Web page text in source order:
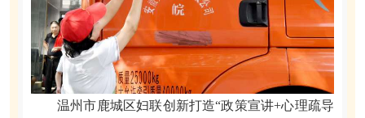
温州市鹿城区妇联创新打造“政策宣讲+心理疏导